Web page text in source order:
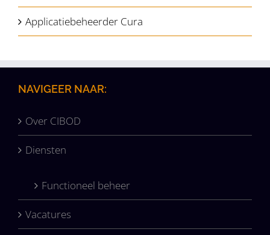
Applicatiebeheerder Cura
NAVIGEER NAAR:
Over CIBOD
Diensten
Functioneel beheer
Vacatures